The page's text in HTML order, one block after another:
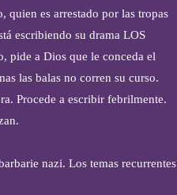
quien es arrestado por las tropas
escribiendo su drama LOS
pide a Dios que le conceda el
las balas no corren su curso.
Procede a escribir febrilmente.
nazi. Los temas recurrentes